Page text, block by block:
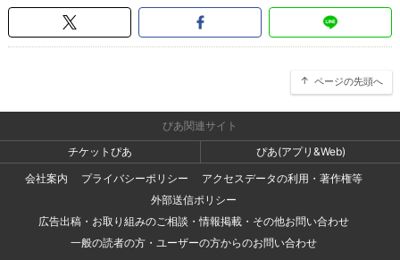
ページの先頭へ
ぴあ関連サイト
チケットぴあ
ぴあ(アプリ&Web)
会社案内
プライバシーポリシー
アクセスデータの利用・著作権等
外部送信ポリシー
広告出稿・お取り組みのご相談・情報掲載・その他お問い合わせ
一般の読者の方・ユーザーの方からのお問い合わせ